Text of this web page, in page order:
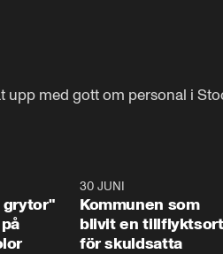
upp med gott om personal i
grytor"
30 JUNI
Kommunen som
blivit en tillflyktsort
för skuldsatta